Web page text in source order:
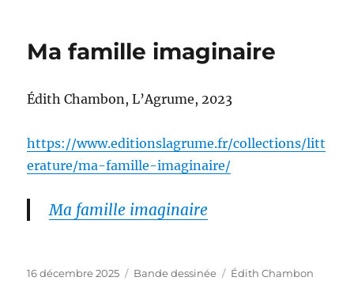
Ma famille imaginaire
Édith Chambon, L’Agrume, 2023
https://www.editionslagrume.fr/collections/litt
erature/ma-famille-imaginaire/
Ma famille imaginaire
Publié
16 décembre 2025 Catégories
Bande dessinée Étiquettes
Édith Chambon